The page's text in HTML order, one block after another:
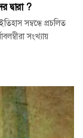
দ্বারা ?
সম্বন্ধে প্রচলিত
সংখ্যায়